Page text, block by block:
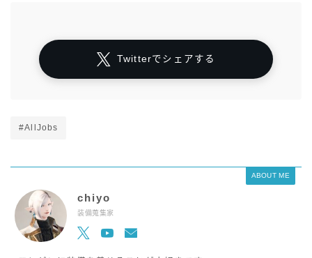
イシュガルド風デザイン
スカート
Twitterでシェアする
#AllJobs
ABOUT ME
chiyo
装備蒐集家